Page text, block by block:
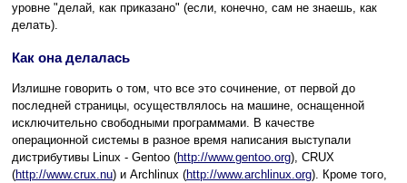
уровне "делай, как приказано" (если, конечно, сам не знаешь, как
делать).
Как она делалась
Излишне говорить о том, что все это сочинение, от первой до
последней страницы, осуществлялось на машине, оснащенной
исключительно свободными программами. В качестве
операционной системы в разное время написания выступали
дистрибутивы Linux - Gentoo (http://www.gentoo.org), CRUX
(http://www.crux.nu) и Archlinux (http://www.archlinux.org). Кроме того,